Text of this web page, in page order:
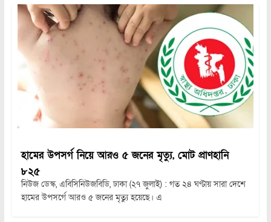
হামের উপসর্গ নিয়ে আরও ৫ জনের মৃত্যু, মোট প্রাণহানি
৮২৫
নিউজ ডেস্ক, এবিসিনিউজবিডি, ঢাকা (২৭ জুলাই) : গত ২৪ ঘণ্টায় সারা দেশে
হামের উপসর্গে আরও ৫ জনের মৃত্যু হয়েছে। এ